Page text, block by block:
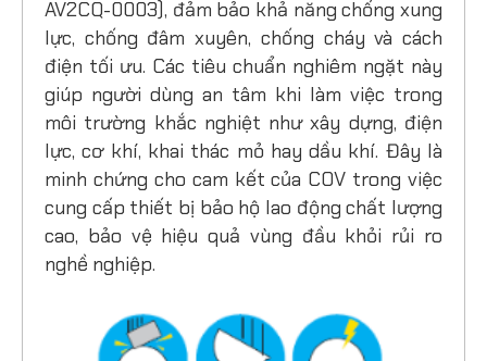
AV2CQ-0003), đảm bảo khả năng chống xung
lực, chống đâm xuyên, chống cháy và cách
điện tối ưu. Các tiêu chuẩn nghiêm ngặt này
giúp người dùng an tâm khi làm việc trong
môi trường khắc nghiệt như xây dựng, điện
lực, cơ khí, khai thác mỏ hay dầu khí. Đây là
minh chứng cho cam kết của COV trong việc
cung cấp thiết bị bảo hộ lao động chất lượng
cao, bảo vệ hiệu quả vùng đầu khỏi rủi ro
nghề nghiệp.